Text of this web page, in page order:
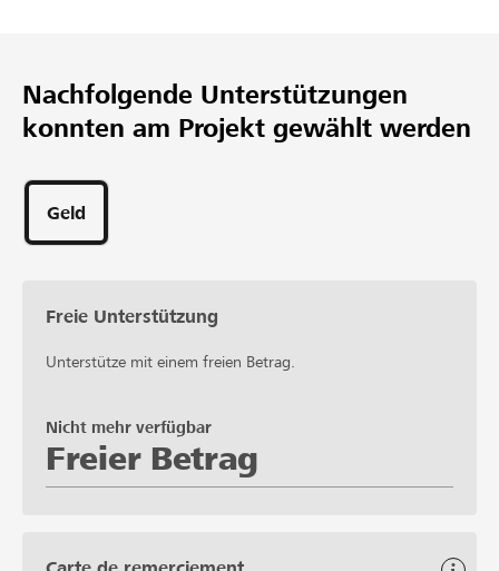
CHF 12’500
Wunschbetrag
Unterstützungen
Nachfolgende Unterstützungen
konnten am Projekt gewählt werden
Geld
Freie Unterstützung
Unterstütze mit einem freien Betrag.
Freier Betrag
Nicht mehr verfügbar